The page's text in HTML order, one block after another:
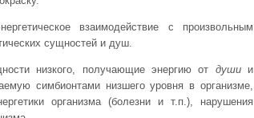
взаимодействие с произвольным
сущностей и душ.
низкого, получающие энергию от душии
симбионтами низшего уровня в организме,
организма (болезни и т.п.), нарушения